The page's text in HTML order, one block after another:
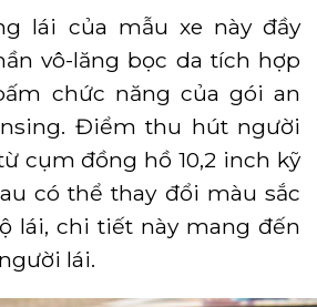
lái của mẫu xe này đầy
vô-lăng bọc da tích hợp
chức năng của gói an
Điểm thu hút người
cụm đồng hồ 10,2 inch kỹ
có thể thay đổi màu sắc
lái, chi tiết này mang đến
lái.